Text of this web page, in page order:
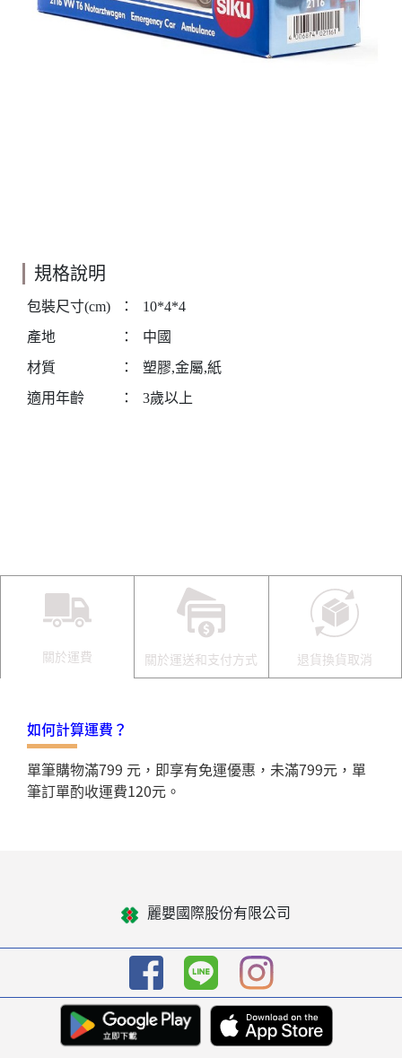
規格說明
包裝尺寸(cm) ：
10*4*4
產地
：
中國
材質
：
塑膠,金屬,紙
適用年齡
： 3歲以上
關於運費 關於運送和支付方式 退貨換貨取消
如何計算運費？
單筆購物滿799 元，即享有免運優惠，未滿799元，單
筆訂單酌收運費120元。
麗嬰國際股份有限公司